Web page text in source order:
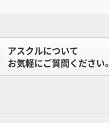
アスクルについて
お気軽にご質問ください。